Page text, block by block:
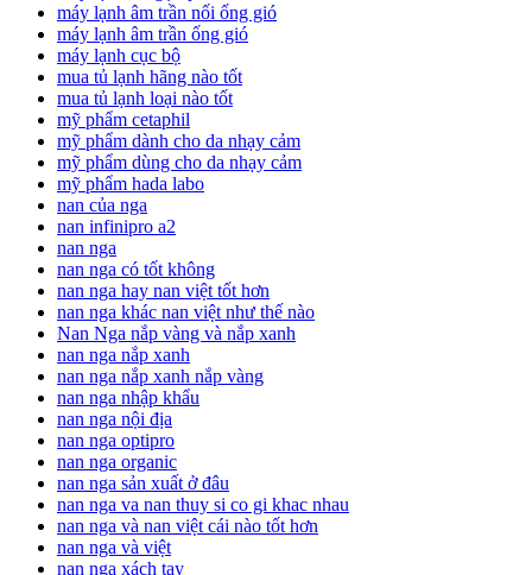
máy lạnh âm trần nối ống gió
máy lạnh âm trần ống gió
máy lạnh cục bộ
mua tủ lạnh hãng nào tốt
mua tủ lạnh loại nào tốt
mỹ phẩm cetaphil
mỹ phẩm dành cho da nhạy cảm
mỹ phẩm dùng cho da nhạy cảm
mỹ phẩm hada labo
nan của nga
nan infinipro a2
nan nga
nan nga có tốt không
nan nga hay nan việt tốt hơn
nan nga khác nan việt như thế nào
Nan Nga nắp vàng và nắp xanh
nan nga nắp xanh
nan nga nắp xanh nắp vàng
nan nga nhập khẩu
nan nga nội địa
nan nga optipro
nan nga organic
nan nga sản xuất ở đâu
nan nga va nan thuy si co gi khac nhau
nan nga và nan việt cái nào tốt hơn
nan nga và việt
nan nga xách tay